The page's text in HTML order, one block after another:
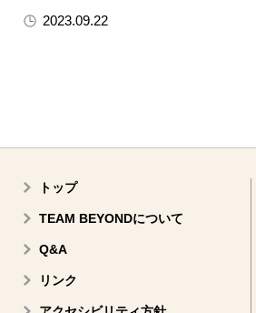
2023.09.22
トップ
TEAM BEYONDについて
Q&A
リンク